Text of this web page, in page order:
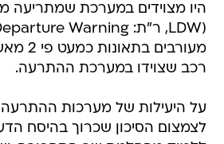
היו מצוידים במערכת שמתריעה
רכב שצוידו במערכת ההתרעה.
על היעילות של מערכות ההתרעה 
לצמצום הסיכון שכרוך בהיסח